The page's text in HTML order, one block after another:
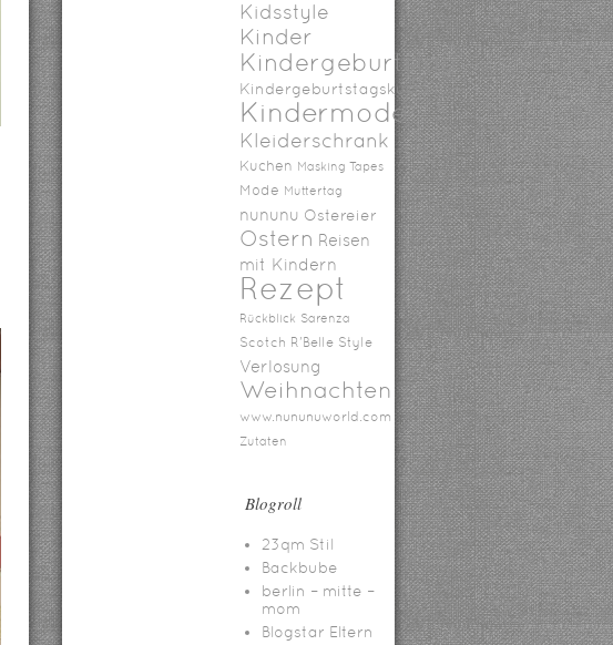
Kidsstyle
Kinder
Kindergeburtstag
Kindergeburtstagskuchen
Kindermode
Kleiderschrank
Kuchen Masking Tapes
Mode Muttertag
nununu Ostereier
Ostern Reisen
mit Kindern
Rezept
Rückblick Sarenza
Scotch R'Belle Style
Verlosung
Weihnachten
www.nununuworld.com
Zutaten
Blogroll
23qm Stil
Backbube
berlin – mitte –
mom
Blogstar Eltern